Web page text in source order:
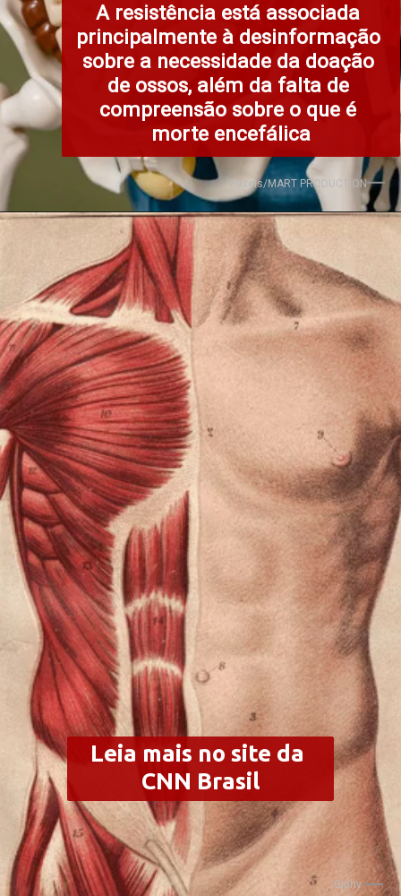
A resistência está associada
principalmente à desinformação
sobre a necessidade da doação
de ossos, além da falta de
compreensão sobre o que é
morte encefálica
Pexels/MART PRODUCTION
Giphy
Leia mais no site da
CNN Brasil